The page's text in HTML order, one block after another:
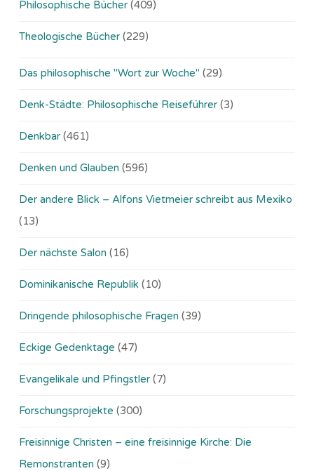
Philosophische Bücher (409)
Theologische Bücher (229)
Das philosophische "Wort zur Woche" (29)
Denk-Städte: Philosophische Reiseführer (3)
Denkbar (461)
Denken und Glauben (596)
Der andere Blick – Alfons Vietmeier schreibt aus Mexiko
(13)
Der nächste Salon (16)
Dominikanische Republik (10)
Dringende philosophische Fragen (39)
Eckige Gedenktage (47)
Evangelikale und Pfingstler (7)
Forschungsprojekte (300)
Freisinnige Christen – eine freisinnige Kirche: Die
Remonstranten (9)